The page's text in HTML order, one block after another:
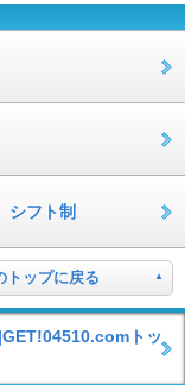
フト制
トップに戻る
トッ